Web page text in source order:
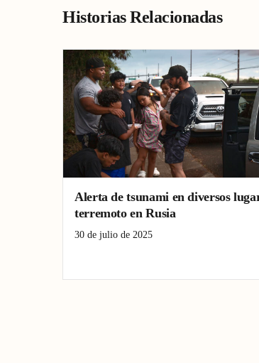
Historias Relacionadas
Alerta de tsunami en diversos
terremoto en Rusia
30 de julio de 2025